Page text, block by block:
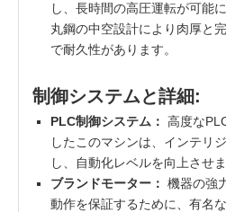
し、長時間の高圧運転が可能
丸鋼の中空設計により肉厚と
で耐久性があります。
制御システムと詳細:
PLC制御システム： 高度な
したこのマシンは、インテリ
し、自動化レベルを向上させま
ブランドモーター： 機器の強
動作を保証するために、有名